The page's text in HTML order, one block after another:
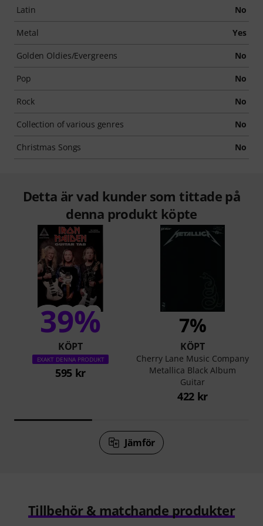
Latin No
Metal Yes
Golden Oldies/Evergreens No
Pop No
Rock No
Collection of various genres No
Christmas Songs No
Detta är vad kunder som tittade på
denna produkt köpte
39%
KÖPT
EXAKT DENNA PRODUKT
595 kr
7%
KÖPT
Cherry Lane Music Company
Metallica Black Album
Guitar
422 kr
Jämför
Tillbehör & matchande produkter